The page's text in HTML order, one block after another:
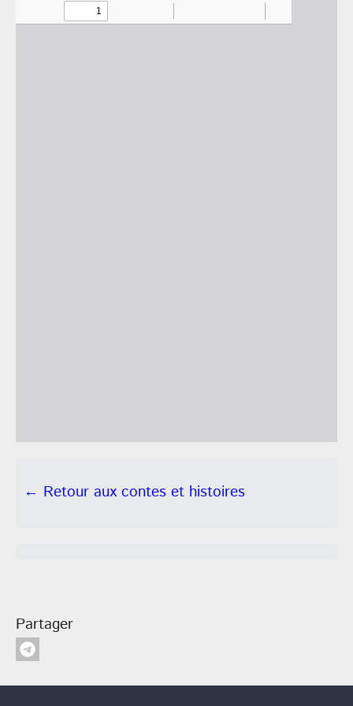
← Retour aux contes et histoires
Partager